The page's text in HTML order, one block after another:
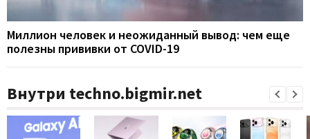
Миллион человек и неожиданный вывод: чем еще
полезны прививки от COVID-19
Внутри techno.bigmir.net